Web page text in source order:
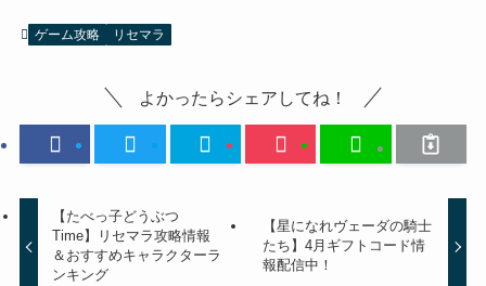
ゲーム攻略 リセマラ
よかったらシェアしてね！
【たべっ子どうぶつ
Time】リセマラ攻略情報
＆おすすめキャラクターラ
ンキング
【星になれヴェーダの騎士
たち】4月ギフトコード情
報配信中！